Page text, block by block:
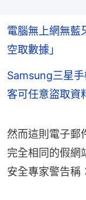
電腦無上網無藍
空取數據」
Samsung三星
客可任意盜取資
然而這則電子郵
完全相同的假網
安全專家警告稱